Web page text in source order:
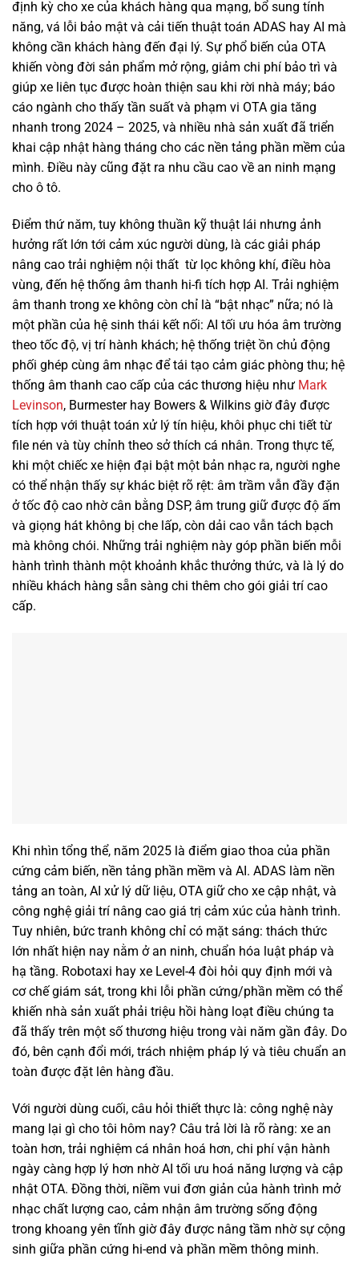
định kỳ cho xe của khách hàng qua mạng, bổ sung tính
năng, vá lỗi bảo mật và cải tiến thuật toán ADAS hay AI mà
không cần khách hàng đến đại lý. Sự phổ biến của OTA
khiến vòng đời sản phẩm mở rộng, giảm chi phí bảo trì và
giúp xe liên tục được hoàn thiện sau khi rời nhà máy; báo
cáo ngành cho thấy tần suất và phạm vi OTA gia tăng
nhanh trong 2024 – 2025, và nhiều nhà sản xuất đã triển
khai cập nhật hàng tháng cho các nền tảng phần mềm của
mình. Điều này cũng đặt ra nhu cầu cao về an ninh mạng
cho ô tô.
Điểm thứ năm, tuy không thuần kỹ thuật lái nhưng ảnh
hưởng rất lớn tới cảm xúc người dùng, là các giải pháp
nâng cao trải nghiệm nội thất từ lọc không khí, điều hòa
vùng, đến hệ thống âm thanh hi-fi tích hợp AI. Trải nghiệm
âm thanh trong xe không còn chỉ là “bật nhạc” nữa; nó là
một phần của hệ sinh thái kết nối: AI tối ưu hóa âm trường
theo tốc độ, vị trí hành khách; hệ thống triệt ồn chủ động
phối ghép cùng âm nhạc để tái tạo cảm giác phòng thu; hệ
thống âm thanh cao cấp của các thương hiệu như Mark
Levinson, Burmester hay Bowers & Wilkins giờ đây được
tích hợp với thuật toán xử lý tín hiệu, khôi phục chi tiết từ
file nén và tùy chỉnh theo sở thích cá nhân. Trong thực tế,
khi một chiếc xe hiện đại bật một bản nhạc ra, người nghe
có thể nhận thấy sự khác biệt rõ rệt: âm trầm vẫn đầy đặn
ở tốc độ cao nhờ cân bằng DSP, âm trung giữ được độ ấm
và giọng hát không bị che lấp, còn dải cao vẫn tách bạch
mà không chói. Những trải nghiệm này góp phần biến mỗi
hành trình thành một khoảnh khắc thưởng thức, và là lý do
nhiều khách hàng sẵn sàng chi thêm cho gói giải trí cao
cấp.
Khi nhìn tổng thể, năm 2025 là điểm giao thoa của phần
cứng cảm biến, nền tảng phần mềm và AI. ADAS làm nền
tảng an toàn, AI xử lý dữ liệu, OTA giữ cho xe cập nhật, và
công nghệ giải trí nâng cao giá trị cảm xúc của hành trình.
Tuy nhiên, bức tranh không chỉ có mặt sáng: thách thức
lớn nhất hiện nay nằm ở an ninh, chuẩn hóa luật pháp và
hạ tầng. Robotaxi hay xe Level-4 đòi hỏi quy định mới và
cơ chế giám sát, trong khi lỗi phần cứng/phần mềm có thể
khiến nhà sản xuất phải triệu hồi hàng loạt điều chúng ta
đã thấy trên một số thương hiệu trong vài năm gần đây. Do
đó, bên cạnh đổi mới, trách nhiệm pháp lý và tiêu chuẩn an
toàn được đặt lên hàng đầu.
Với người dùng cuối, câu hỏi thiết thực là: công nghệ này
mang lại gì cho tôi hôm nay? Câu trả lời là rõ ràng: xe an
toàn hơn, trải nghiệm cá nhân hoá hơn, chi phí vận hành
ngày càng hợp lý hơn nhờ AI tối ưu hoá năng lượng và cập
nhật OTA. Đồng thời, niềm vui đơn giản của hành trình mở
nhạc chất lượng cao, cảm nhận âm trường sống động
trong khoang yên tĩnh giờ đây được nâng tầm nhờ sự cộng
sinh giữa phần cứng hi-end và phần mềm thông minh.
2 tỷ 790 triệu
Lexus NX300 2021